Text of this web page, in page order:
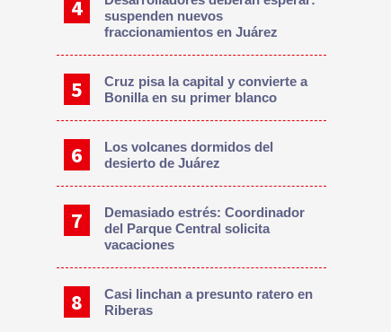
suspenden nuevos
fraccionamientos en Juárez
Cruz pisa la capital y convierte a
Bonilla en su primer blanco
Los volcanes dormidos del
desierto de Juárez
Demasiado estrés: Coordinador
del Parque Central solicita
vacaciones
Casi linchan a presunto ratero en
Riberas